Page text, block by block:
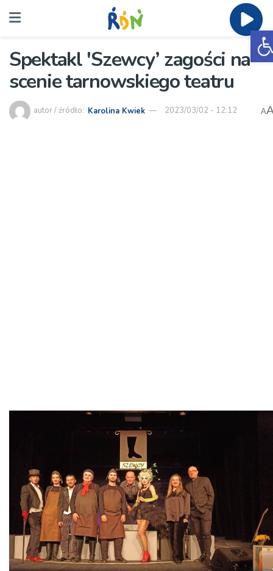
Spektakl 'Szewcy’ zagości na
scenie tarnowskiego teatru
autor / źródło: Karolina Kwiek 2023/03/02 - 12:12 A